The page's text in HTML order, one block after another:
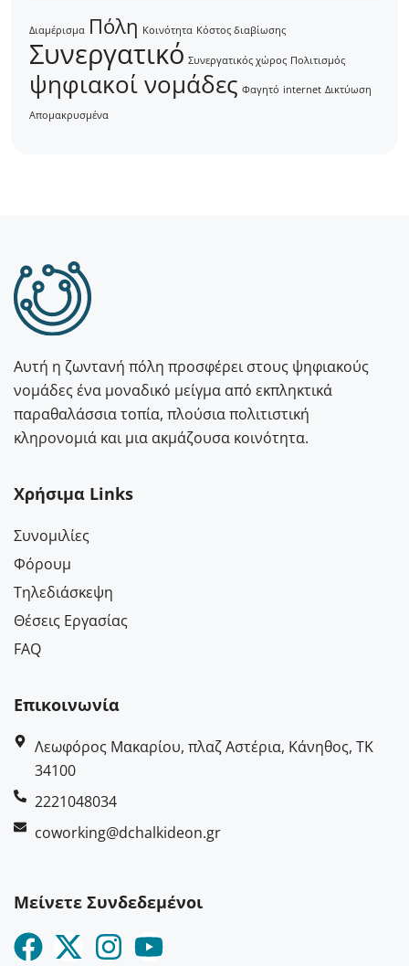
Διαμέρισμα Πόλη Κοινότητα Κόστος διαβίωσης
Συνεργατικό Συνεργατικός χώρος Πολιτισμός
ψηφιακοί νομάδες Φαγητό internet Δικτύωση
Απομακρυσμένα
Αυτή η ζωντανή πόλη προσφέρει στους ψηφιακούς
νομάδες ένα μοναδικό μείγμα από εκπληκτικά
παραθαλάσσια τοπία, πλούσια πολιτιστική
κληρονομιά και μια ακμάζουσα κοινότητα.
Χρήσιμα Links
Συνομιλίες
Φόρουμ
Τηλεδιάσκεψη
Θέσεις Εργασίας
FAQ
Επικοινωνία
Λεωφόρος Μακαρίου, πλαζ Αστέρια, Κάνηθος, ΤΚ
34100
2221048034
coworking@dchalkideon.gr
Μείνετε Συνδεδεμένοι